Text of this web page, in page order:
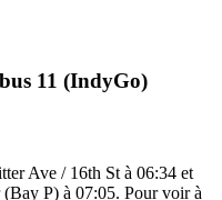
11 (IndyGo)
Ave / 16th St à 06:34 et
P) à 07:05. Pour voir à